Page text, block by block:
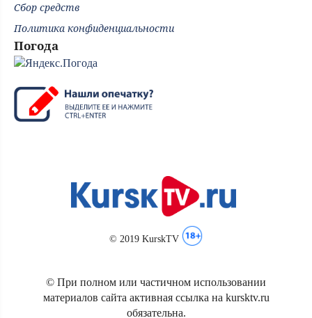
Сбор средств
Политика конфиденциальности
Погода
© 2019 KurskTV
© При полном или частичном использовании
материалов сайта активная ссылка на kursktv.ru
обязательна.